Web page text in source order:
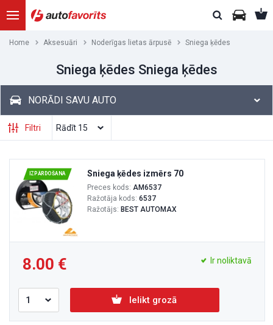
Home Aksesuāri Noderīgas lietas ārpusē Sniega ķēdes
Sniega ķēdes Sniega ķēdes
NORĀDI SAVU AUTO
Filtri
IZPĀRDOŠANA Sniega ķēdes izmērs 70
Preces kods: AM6537
Ražotāja kods: 6537
Ražotājs: BEST AUTOMAX
8.00 Ir noliktavā
Ielikt grozā